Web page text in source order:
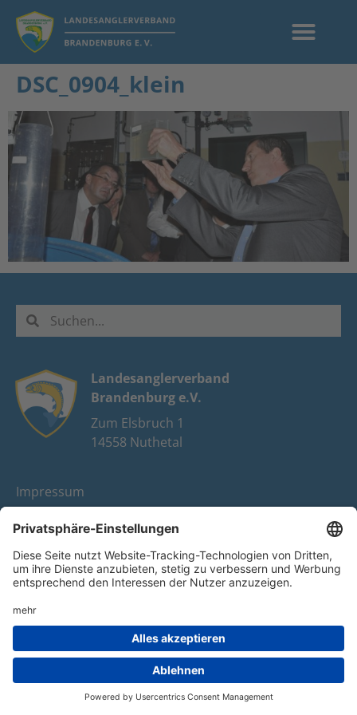
DSC_0904_klein
Landesanglerverband
Brandenburg e.V.
Zum Elsbruch 1
14558 Nuthetal
Impressum
Datenschutz
FAQ
Facebook
Instagram